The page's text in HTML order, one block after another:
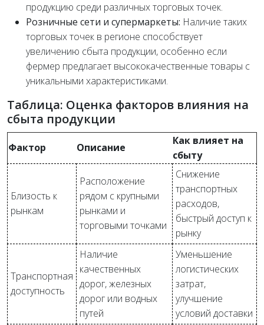
продукцию среди различных торговых точек.
Розничные сети и супермаркеты: Наличие таких
торговых точек в регионе способствует
увеличению сбыта продукции, особенно если
фермер предлагает высококачественные товары с
уникальными характеристиками.
Таблица: Оценка факторов влияния на
сбыта продукции
Фактор Описание
Как влияет на
сбыту
Близость к
рынкам
Расположение
рядом с крупными
рынками и
торговыми точками
Снижение
транспортных
расходов,
быстрый доступ к
рынку
Транспортная
доступность
Наличие
качественных
дорог, железных
дорог или водных
путей
Уменьшение
логистических
затрат,
улучшение
условий доставки